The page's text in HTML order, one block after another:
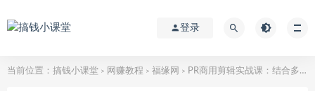
登录
当前位置： 搞钱小课堂 > 网赚教程 > 福缘网 > PR商用剪辑实战课：结合多行业实操案例，联动PS关键帧速成接单剪辑功底